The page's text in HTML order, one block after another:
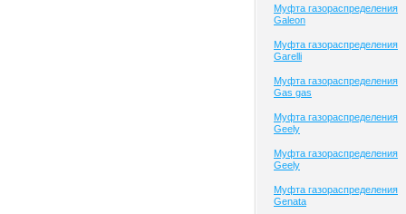
Муфта газораспределения
Galeon
Муфта газораспределения
Garelli
Муфта газораспределения
Gas gas
Муфта газораспределения
Geely
Муфта газораспределения
Geely
Муфта газораспределения
Genata